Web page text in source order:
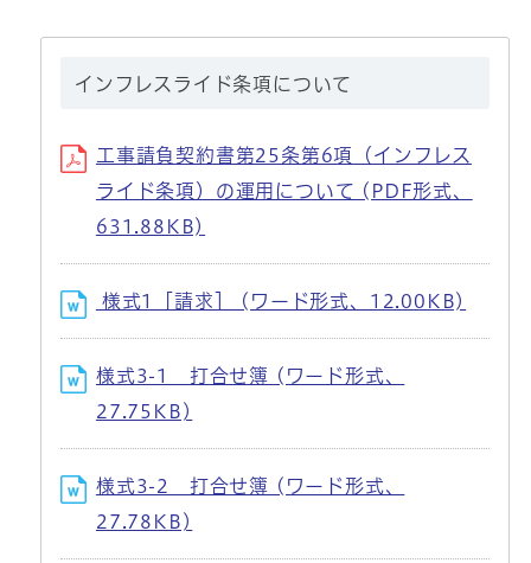
インフレスライド条項について
工事請負契約書第25条第6項（インフレス
ライド条項）の運用について (PDF形式、
631.88KB)
様式1［請求］ (ワード形式、12.00KB)
様式3-1 打合せ簿 (ワード形式、
27.75KB)
様式3-2 打合せ簿 (ワード形式、
27.78KB)